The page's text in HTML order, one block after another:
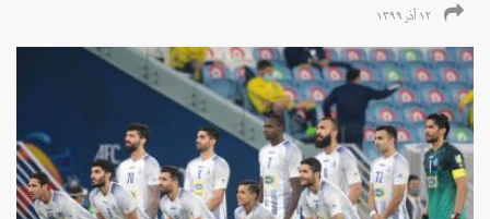
۱۲ آذر ۱۳۹۹